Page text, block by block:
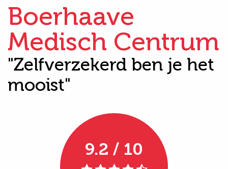
Boerhaave
Medisch Centrum
"Zelfverzekerd ben je het
mooist"
9.2 / 10